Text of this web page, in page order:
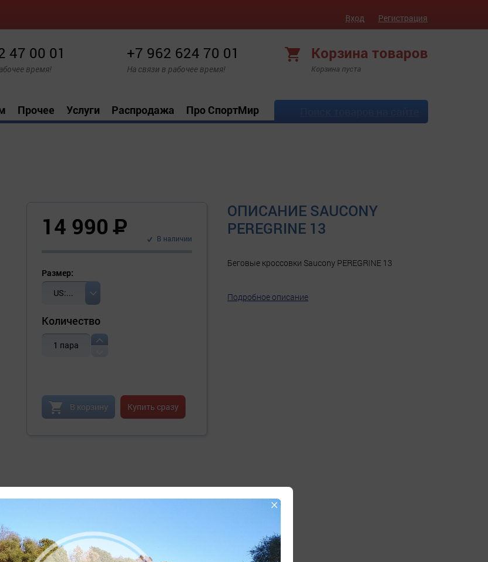
Вход Регистрация
47 00 01
время!
+7 962 624 70 01
На связи в рабочее время!
Корзина товаров
Корзина пуста
Прочее Услуги Распродажа Про СпортМир
14 990Р В наличии
Размер:
US:10H
Количество
1 пара
В корзину Купить сразу
ОПИСАНИЕ SAUCONY
PEREGRINE 13
Беговые кроссовки Saucony PEREGRINE 13
Подробное описание
×